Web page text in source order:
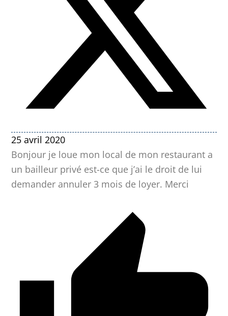
25 avril 2020
Bonjour je loue mon local de mon restaurant a
un bailleur privé est-ce que j’ai le droit de lui
demander annuler 3 mois de loyer. Merci